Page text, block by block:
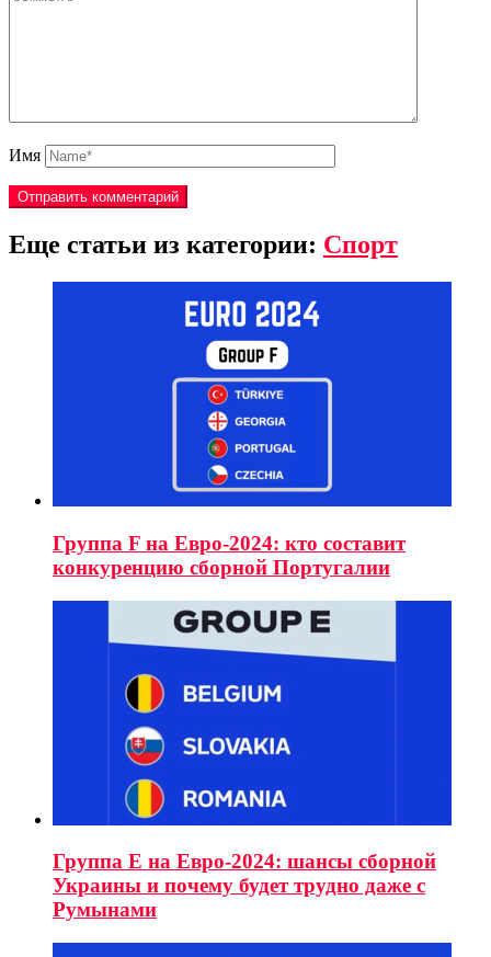
Имя
Еще статьи из категории: Спорт
Группа F на Евро-2024: кто составит
конкуренцию сборной Португалии
Группа E на Евро-2024: шансы сборной
Украины и почему будет трудно даже с
Румынами